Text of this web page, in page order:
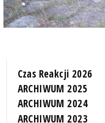
Czas Reakcji 2026
ARCHIWUM 2025
ARCHIWUM 2024
ARCHIWUM 2023